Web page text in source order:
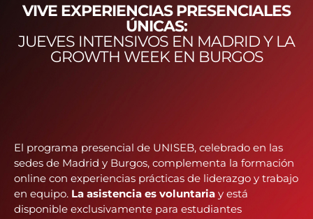
VIVE EXPERIENCIAS PRESENCIALES
ÚNICAS:
JUEVES INTENSIVOS EN MADRID Y LA
GROWTH WEEK EN BURGOS
El programa presencial de UNISEB, celebrado en las
sedes de Madrid y Burgos, complementa la formación
online con experiencias prácticas de liderazgo y trabajo
en equipo. La asistencia es voluntaria y está
disponible exclusivamente para estudiantes